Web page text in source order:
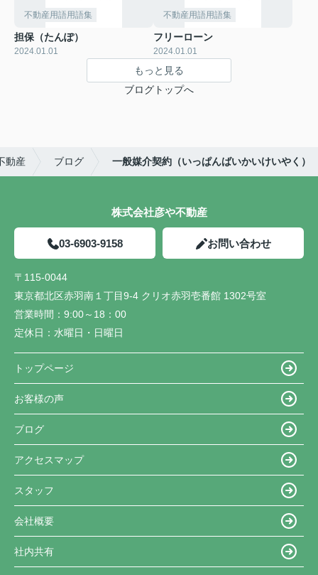
不動産用語用語集
担保（たんぽ）
2024.01.01
不動産用語用語集
フリーローン
2024.01.01
もっと見る
ブログトップへ
動産 ブログ 一般媒介契約（いっぱんばいかいけいやく）
株式会社彦や不動産
03-6903-9158 お問い合わせ
〒115-0044
東京都北区赤羽南１丁目9-4 クリオ赤羽壱番館 1302号室
営業時間： 9:00～18：00
定休日： 水曜日・日曜日
トップページ
お客様の声
ブログ
アクセスマップ
スタッフ
会社概要
社内共有